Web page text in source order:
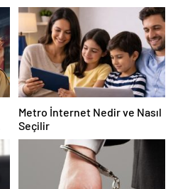
Metro İnternet Nedir ve Nasıl
Seçilir